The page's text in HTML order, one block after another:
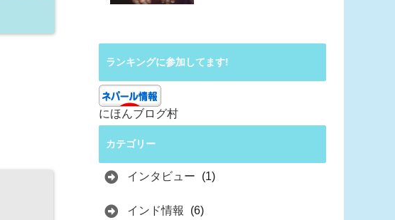
ランキングに参加してます!
にほんブログ村
カテゴリー
インタビュー (1)
インド情報 (6)